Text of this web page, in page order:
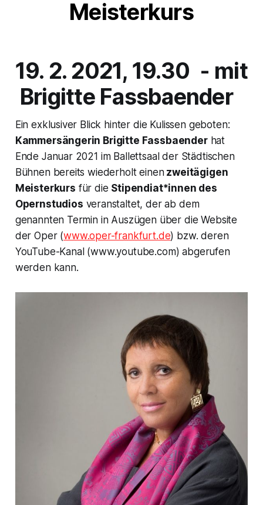
Meisterkurs
19. 2. 2021, 19.30 - mit
Brigitte Fassbaender
Ein exklusiver Blick hinter die Kulissen geboten:
Kammersängerin Brigitte Fassbaenderhat
Ende Januar 2021 im Ballettsaal der Städtischen
Bühnen bereits wiederholt einenzweitägigen
Meisterkurs für die Stipendiat*innen des
Opernstudios veranstaltet, der ab dem
genannten Termin in Auszügen über die Website
der Oper (www.oper-frankfurt.de) bzw. deren
YouTube-Kanal (www.youtube.com) abgerufen
werden kann.